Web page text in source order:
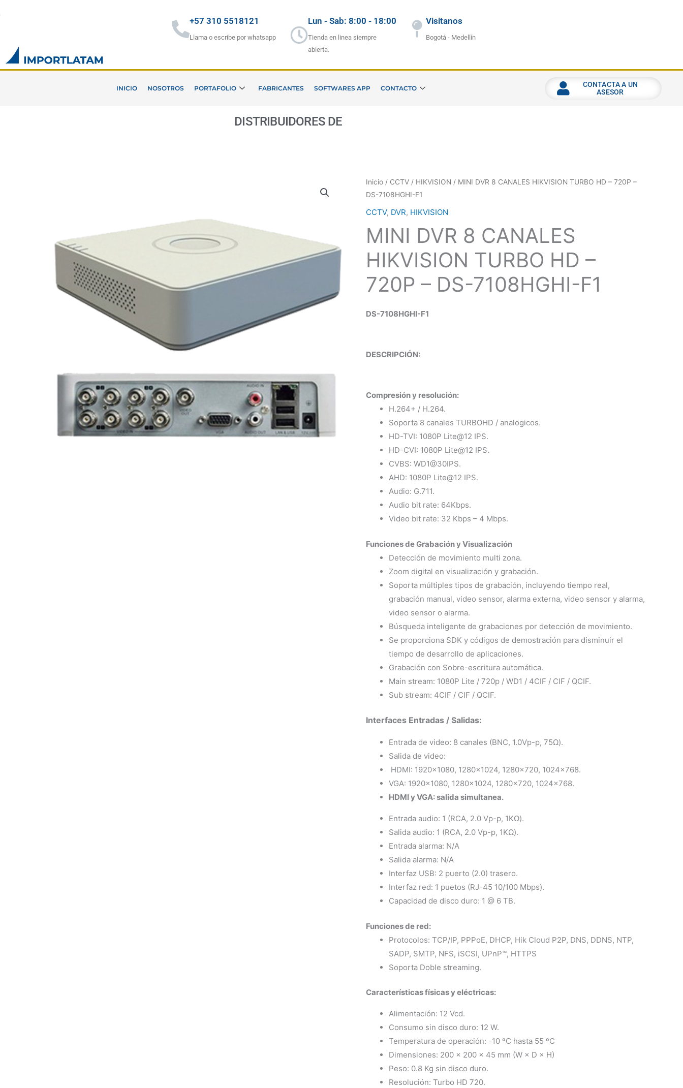
+57 310 5518121
Llama o escribe por whatsapp
Lun - Sab: 8:00 - 18:00
Tienda en linea siempre
abierta.
Visitanos
Bogotá - Medellín
INICIO NOSOTROS PORTAFOLIO FABRICANTES SOFTWARES APP CONTACTO
CONTACTA A UN
ASESOR
DISTRIBUIDORES DE SEG
Inicio / CCTV / HIKVISION / MINI DVR 8 CANALES HIKVISION TURBO HD – 720P –
DS-7108HGHI-F1
CCTV, DVR, HIKVISION
MINI DVR 8 CANALES
HIKVISION TURBO HD –
720P – DS-7108HGHI-F1
DS-7108HGHI-F1
DESCRIPCIÓN:
Compresión y resolución:
H.264+ / H.264.
Soporta 8 canales TURBOHD / analogicos.
HD-TVI: 1080P Lite@12 IPS.
HD-CVI: 1080P Lite@12 IPS.
CVBS: WD1@30IPS.
AHD: 1080P Lite@12 IPS.
Audio: G.711.
Audio bit rate: 64Kbps.
Video bit rate: 32 Kbps – 4 Mbps.
Funciones de Grabación y Visualización
Detección de movimiento multi zona.
Zoom digital en visualización y grabación.
Soporta múltiples tipos de grabación, incluyendo tiempo real,
grabación manual, video sensor, alarma externa, video sensor y alarma,
video sensor o alarma.
Búsqueda inteligente de grabaciones por detección de movimiento.
Se proporciona SDK y códigos de demostración para disminuir el
tiempo de desarrollo de aplicaciones.
Grabación con Sobre-escritura automática.
Main stream: 1080P Lite / 720p / WD1 / 4CIF / CIF / QCIF.
Sub stream: 4CIF / CIF / QCIF.
Interfaces Entradas / Salidas:
Entrada de video: 8 canales (BNC, 1.0Vp-p, 75Ω).
​Salida de video:
​ HDMI: ​1920×1080, 1280×1024, 1280×720, 1024×768.
VGA: 1920×1080, 1280×1024, 1280×720, 1024×768.
HDMI y VGA: salida simultanea.
Entrada audio: 1 (RCA, 2.0 Vp-p, 1KΩ).
Salida audio: 1 (RCA, 2.0 Vp-p, 1KΩ).
Entrada alarma: N/A
Salida alarma: N/A
Interfaz USB: 2 puerto (2.0) trasero.
Interfaz red: 1 puetos (RJ-45 10/100 Mbps).
Capacidad de disco duro: 1 @ 6 TB.
Funciones de red:
Protocolos: TCP/IP, PPPoE, DHCP, Hik Cloud P2P, DNS, DDNS, NTP,
SADP, SMTP, NFS, iSCSI, UPnP™, HTTPS
Soporta Doble streaming.
Características físicas y eléctricas:
Alimentación: 12 Vcd.
Consumo sin disco duro: 12 W.
Temperatura de operación: -10 ºC hasta 55 ºC
Dimensiones: 200 × 200 × 45 mm (W × D × H)
Peso: 0.8 Kg sin disco duro.
Resolución: Turbo HD 720.